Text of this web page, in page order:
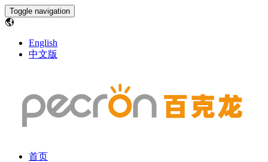
Toggle navigation
English
中文版
首页